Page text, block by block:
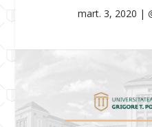
mart. 3, 2020 |